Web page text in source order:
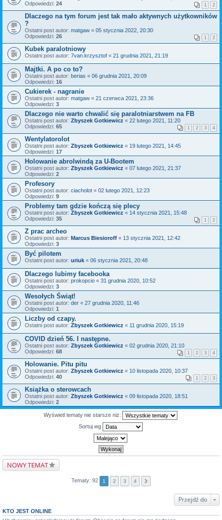
Odpowiedzi: 24 1 2
Dlaczego na tym forum jest tak mało aktywnych użytkowników
?
Ostatni post autor: matgaw « 05 stycznia 2022, 20:30
Odpowiedzi: 26 1 2
Kubek paralotniowy
Ostatni post autor: 7van.krzysztof « 21 grudnia 2021, 21:19
Majtki. A po co to?
Ostatni post autor: berias « 06 grudnia 2021, 20:09
Odpowiedzi: 16
Cukierek - nagranie
Ostatni post autor: matgaw « 21 czerwca 2021, 23:36
Odpowiedzi: 3
Dlaczego nie warto chwalić się paralotniarstwem na FB
Ostatni post autor: Zbyszek Gotkiewicz « 22 lutego 2021, 11:20
Odpowiedzi: 65 1 2 3 4
Wentylatorolot
Ostatni post autor: Zbyszek Gotkiewicz « 19 lutego 2021, 14:45
Odpowiedzi: 17
Holowanie abrolwindą za U-Bootem
Ostatni post autor: Zbyszek Gotkiewicz « 07 lutego 2021, 21:37
Odpowiedzi: 2
Profesory
Ostatni post autor: ciacholot « 02 lutego 2021, 12:23
Odpowiedzi: 9
Problemy tam gdzie kończą się plecy
Ostatni post autor: Zbyszek Gotkiewicz « 14 stycznia 2021, 15:48
Odpowiedzi: 35 1 2
Z prac archeo
Ostatni post autor: Marcus Biesioroff « 13 stycznia 2021, 12:42
Odpowiedzi: 3
Być pilotem
Ostatni post autor: uriuk « 06 stycznia 2021, 20:48
Dlaczego lubimy facebooka
Ostatni post autor: prokopcio « 31 grudnia 2020, 10:52
Odpowiedzi: 3
Wesołych Świąt!
Ostatni post autor: der « 27 grudnia 2020, 11:46
Odpowiedzi: 1
Liczby od czapy.
Ostatni post autor: Zbyszek Gotkiewicz « 11 grudnia 2020, 15:19
COVID dzień 56. I następne.
Ostatni post autor: Zbyszek Gotkiewicz « 02 grudnia 2020, 21:10
Odpowiedzi: 68 1 2 3 4
Holowanie. Pitu pitu
Ostatni post autor: Zbyszek Gotkiewicz « 10 listopada 2020, 10:37
Odpowiedzi: 40 1 2 3
Książka o sterowcach
Ostatni post autor: Zbyszek Gotkiewicz « 09 listopada 2020, 18:51
Odpowiedzi: 2
Wyświetl tematy nie starsze niż:
Sortuj wg
NOWY TEMAT
Tematy: 92 1 2 3 4
Przejdź do
KTO JEST ONLINE